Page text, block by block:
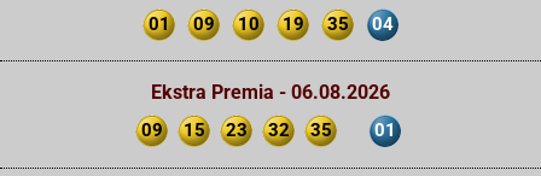
01 09 10 19 35 04
Ekstra Premia - 06.08.2026
09 15 23 32 35 01